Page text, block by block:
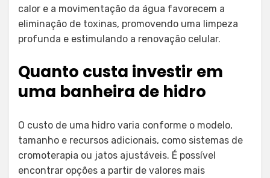
calor e a movimentação da água favorecem a
eliminação de toxinas, promovendo uma limpeza
profunda e estimulando a renovação celular.
Quanto custa investir em
uma banheira de hidro
O custo de uma hidro varia conforme o modelo,
tamanho e recursos adicionais, como sistemas de
cromoterapia ou jatos ajustáveis. É possível
encontrar opções a partir de valores mais